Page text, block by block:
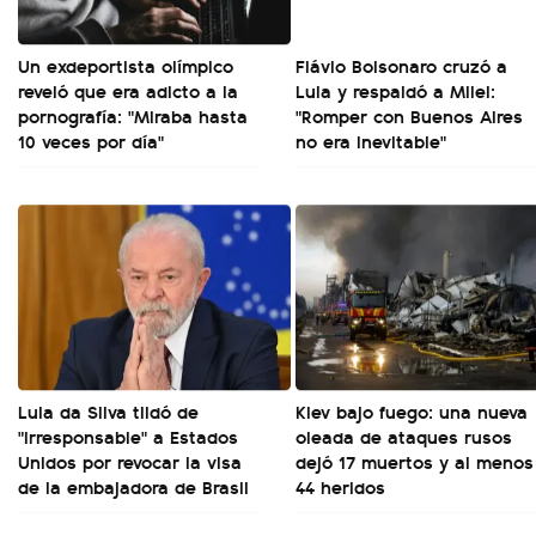
Un exdeportista olímpico
reveló que era adicto a la
pornografía: "Miraba hasta
10 veces por día"
Flávio Bolsonaro cruzó a
Lula y respaldó a Milei:
"Romper con Buenos Aires
no era inevitable"
Lula da Silva tildó de
"irresponsable" a Estados
Unidos por revocar la visa
de la embajadora de Brasil
Kiev bajo fuego: una nueva
oleada de ataques rusos
dejó 17 muertos y al menos
44 heridos